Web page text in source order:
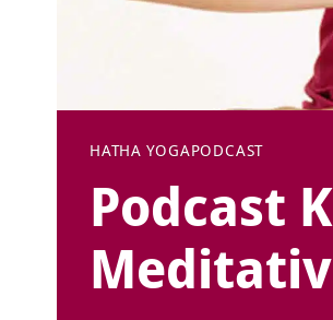
HATHA YOGAPODCAST
Podcast
Meditativ